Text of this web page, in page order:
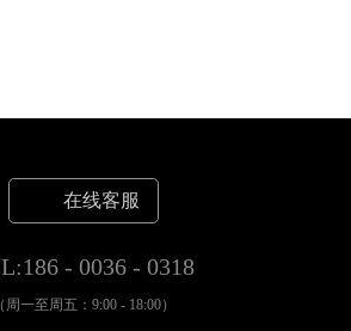
在线客服
- 0036 - 0318
（周一至周五：9:00 - 18:00）